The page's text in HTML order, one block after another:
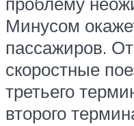
Минусом
пассажиров.
скоростные
третьего
второго